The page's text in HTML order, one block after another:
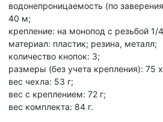
водонепроницаемость (по
40 м;
крепление: на монопод с резьбой 1/
материал: пластик; резина, металл;
количество кнопок: 3;
размеры (без учета крепления): 75
вес чехла: 53 г;
вес с креплением: 72 г;
вес комплекта: 84 г.